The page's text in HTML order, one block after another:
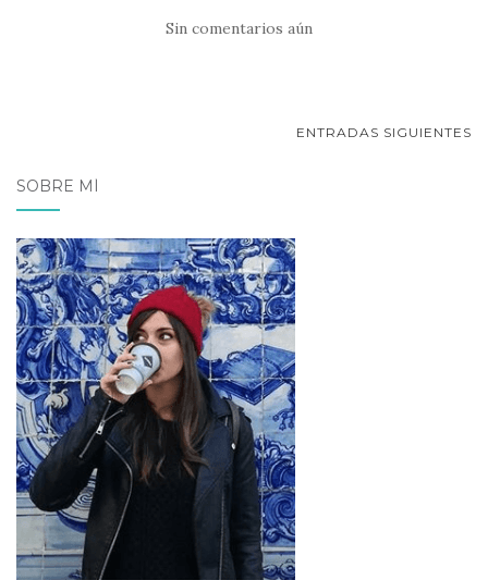
Sin comentarios aún
POSTS
ENTRADAS SIGUIENTES
SOBRE MÍ